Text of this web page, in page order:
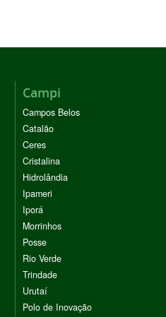
Campi
Campos Belos
Catalão
Ceres
Cristalina
Hidrolândia
Ipameri
Iporá
Morrinhos
Posse
Rio Verde
Trindade
Urutaí
Polo de Inovação